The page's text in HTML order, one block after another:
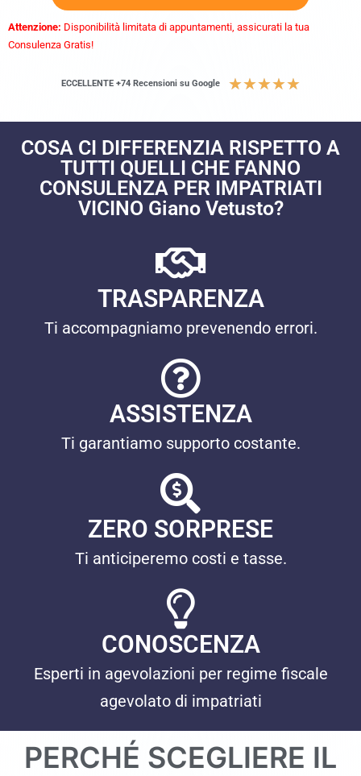
Attenzione: Disponibilità limitata di appuntamenti, assicurati la tua
Consulenza Gratis!
ECCELLENTE +74 Recensioni su Google ★★★★★
COSA CI DIFFERENZIA RISPETTO A
TUTTI QUELLI CHE FANNO
CONSULENZA PER IMPATRIATI
VICINO Giano Vetusto?
TRASPARENZA
Ti accompagniamo prevenendo errori.
ASSISTENZA
Ti garantiamo supporto costante.
ZERO SORPRESE
Ti anticiperemo costi e tasse.
CONOSCENZA
Esperti in agevolazioni per regime fiscale
agevolato di impatriati
PERCHÉ SCEGLIERE IL